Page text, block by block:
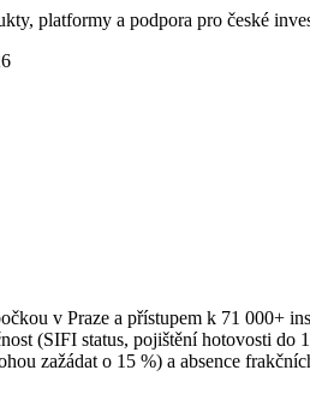
platformy a podpora pro české
v Praze a přístupem k 71
(SIFI status, pojištění hotovosti
zažádat o 15 %) a absence